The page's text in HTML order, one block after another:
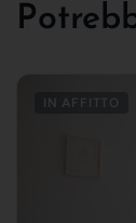
IN AFFITTO